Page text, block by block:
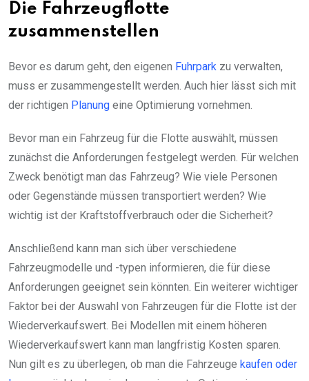
Die Fahrzeugflotte
zusammenstellen
Bevor es darum geht, den eigenen Fuhrpark zu verwalten,
muss er zusammengestellt werden. Auch hier lässt sich mit
der richtigen Planung eine Optimierung vornehmen.
Bevor man ein Fahrzeug für die Flotte auswählt, müssen
zunächst die Anforderungen festgelegt werden. Für welchen
Zweck benötigt man das Fahrzeug? Wie viele Personen
oder Gegenstände müssen transportiert werden? Wie
wichtig ist der Kraftstoffverbrauch oder die Sicherheit?
Anschließend kann man sich über verschiedene
Fahrzeugmodelle und -typen informieren, die für diese
Anforderungen geeignet sein könnten. Ein weiterer wichtiger
Faktor bei der Auswahl von Fahrzeugen für die Flotte ist der
Wiederverkaufswert. Bei Modellen mit einem höheren
Wiederverkaufswert kann man langfristig Kosten sparen.
Nun gilt es zu überlegen, ob man die Fahrzeuge kaufen oder